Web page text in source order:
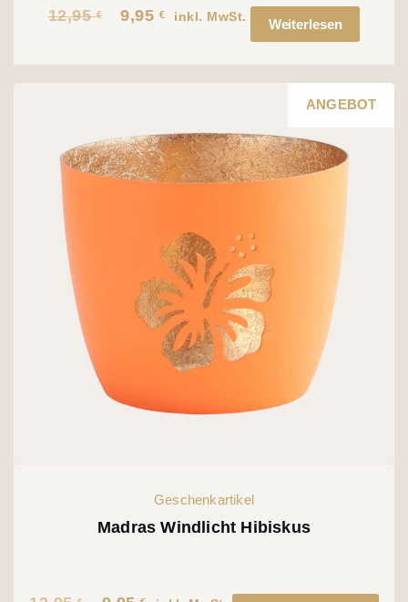
12,95€
Ursprünglicher
9,95 €Aktueller
inkl. MwSt.
Weiterlesen
ANGEBOT
Geschenkartikel
Madras Windlicht Hibiskus